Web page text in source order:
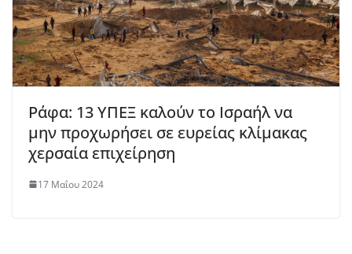
Ράφα: 13 ΥΠΕΞ καλούν το Ισραήλ να
μην προχωρήσει σε ευρείας κλίμακας
χερσαία επιχείρηση
17 Μαΐου 2024